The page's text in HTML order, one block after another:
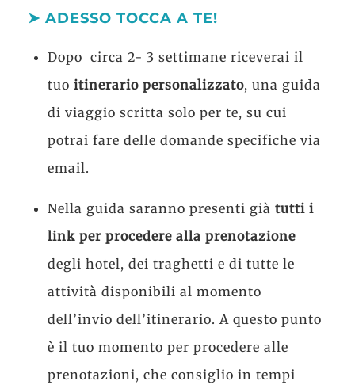
➤ ADESSO TOCCA A TE!
Dopo circa 2- 3 settimane riceverai il
tuo itinerario personalizzato, una guida
di viaggio scritta solo per te, su cui
potrai fare delle domande specifiche via
email.
Nella guida saranno presenti già tutti i
link per procedere alla prenotazione
degli hotel, dei traghetti e di tutte le
attività disponibili al momento
dell’invio dell’itinerario. A questo punto
è il tuo momento per procedere alle
prenotazioni, che consiglio in tempi